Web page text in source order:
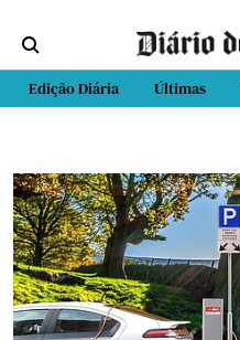
Edição Diária Últimas